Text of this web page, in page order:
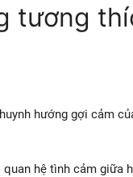
tương
hướng gợi cảm
hệ tình cảm giữa